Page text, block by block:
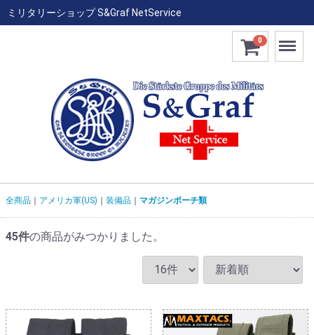
ミリタリーショップ S&Graf NetService
0 Menu
全商品 アメリカ軍(US) 装備品 マガジンポーチ類
45件の商品がみつかりました。